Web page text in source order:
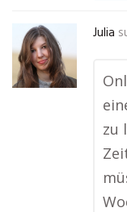
Julia
zu